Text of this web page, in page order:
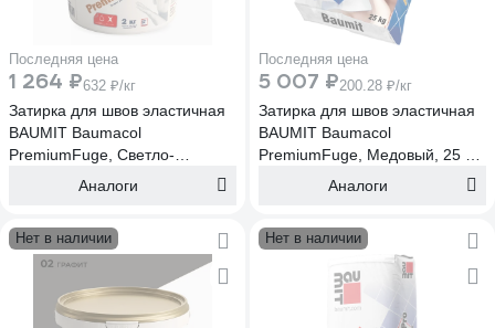
Последняя цена
1 264 ₽632 ₽/кг
Затирка для швов эластичная
BAUMIT Baumacol
PremiumFuge, Светло-
коричневый, 2 кг,Светло-
Аналоги
Последняя цена
5 007 ₽200.28 ₽/кг
Затирка для швов эластичная
BAUMIT Baumacol
PremiumFuge, Медовый, 25 кг,
Медовый, 25 кг (1650)
Аналоги
Нет в наличии Нет в наличии